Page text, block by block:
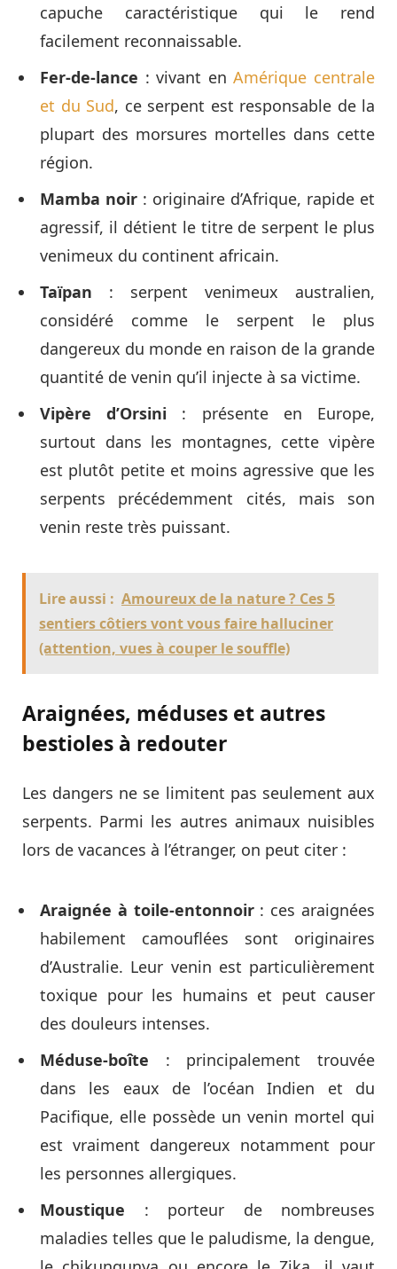
capuche caractéristique qui le rend
facilement reconnaissable.
Fer-de-lance : vivant enAmérique centrale
et du Sud, ce serpent est responsable de la
plupart des morsures mortelles dans cette
région.
Mamba noir : originaire d’Afrique, rapide et
agressif, il détient le titre de serpent le plus
venimeux du continent africain.
Taïpan : serpent venimeux australien,
considéré comme le serpent le plus
dangereux du monde en raison de la grande
quantité de venin qu’il injecte à sa victime.
Vipère d’Orsini : présente en Europe,
surtout dans les montagnes, cette vipère
est plutôt petite et moins agressive que les
serpents précédemment cités, mais son
venin reste très puissant.
Lire aussi : Amoureux de la nature ? Ces 5
sentiers côtiers vont vous faire halluciner
(attention, vues à couper le souffle)
Araignées, méduses et autres
bestioles à redouter
Les dangers ne se limitent pas seulement aux
serpents. Parmi les autres animaux nuisibles
lors de vacances à l’étranger, on peut citer :
Araignée à toile-entonnoir: ces araignées
habilement camouflées sont originaires
d’Australie. Leur venin est particulièrement
toxique pour les humains et peut causer
des douleurs intenses.
Méduse-boîte : principalement trouvée
dans les eaux de l’océan Indien et du
Pacifique, elle possède un venin mortel qui
est vraiment dangereux notamment pour
les personnes allergiques.
Moustique : porteur de nombreuses
maladies telles que le paludisme, la dengue,